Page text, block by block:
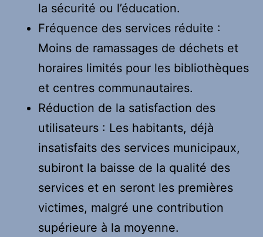
la sécurité ou l’éducation.
Fréquence des services réduite :
Moins de ramassages de déchets et
horaires limités pour les bibliothèques
et centres communautaires.
Réduction de la satisfaction des
utilisateurs : Les habitants, déjà
insatisfaits des services municipaux,
subiront la baisse de la qualité des
services et en seront les premières
victimes, malgré une contribution
supérieure à la moyenne.